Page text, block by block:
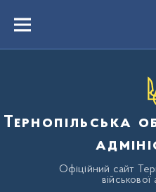
вмістуMenu
Тернопільська
Офіційний сайт
військової